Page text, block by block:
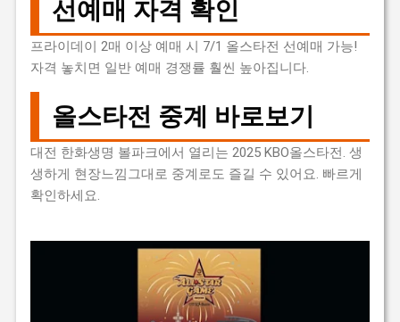
선예매 자격 확인
프라이데이 2매 이상 예매 시 7/1 올스타전 선예매 가능!
자격 놓치면 일반 예매 경쟁률 훨씬 높아집니다.
올스타전 중계 바로보기
대전 한화생명 볼파크에서 열리는 2025 KBO올스타전. 생
생하게 현장느낌그대로 중계로도 즐길 수 있어요. 빠르게
확인하세요.